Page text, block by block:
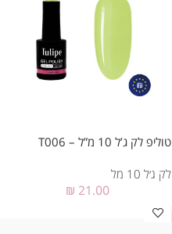
טוליפ לק ג’ל 10 מ”ל – T006
לק ג׳ל 10 מל
₪ 21.00